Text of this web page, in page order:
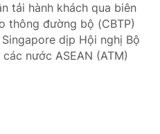
tải hành khách qua biên
thông đường bộ (CBTP)
dịp Hội nghị Bộ
nước ASEAN (ATM)